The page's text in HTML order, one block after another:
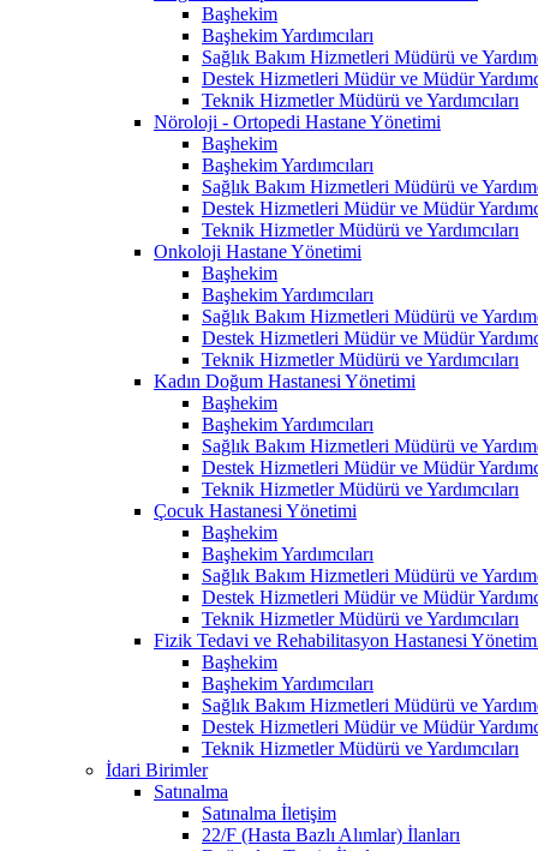
Başhekim
Başhekim Yardımcıları
Sağlık Bakım Hizmetleri Müdürü ve
Destek Hizmetleri Müdür ve Müdür
Teknik Hizmetler Müdürü ve Yardımcıları
Nöroloji - Ortopedi Hastane Yönetimi
Başhekim
Başhekim Yardımcıları
Sağlık Bakım Hizmetleri Müdürü ve
Destek Hizmetleri Müdür ve Müdür
Teknik Hizmetler Müdürü ve Yardımcıları
Onkoloji Hastane Yönetimi
Başhekim
Başhekim Yardımcıları
Sağlık Bakım Hizmetleri Müdürü ve
Destek Hizmetleri Müdür ve Müdür
Teknik Hizmetler Müdürü ve Yardımcıları
Kadın Doğum Hastanesi Yönetimi
Başhekim
Başhekim Yardımcıları
Sağlık Bakım Hizmetleri Müdürü ve
Destek Hizmetleri Müdür ve Müdür
Teknik Hizmetler Müdürü ve Yardımcıları
Çocuk Hastanesi Yönetimi
Başhekim
Başhekim Yardımcıları
Sağlık Bakım Hizmetleri Müdürü ve
Destek Hizmetleri Müdür ve Müdür
Teknik Hizmetler Müdürü ve Yardımcıları
Fizik Tedavi ve Rehabilitasyon Hastanesi
Başhekim
Başhekim Yardımcıları
Sağlık Bakım Hizmetleri Müdürü ve
Destek Hizmetleri Müdür ve Müdür
Teknik Hizmetler Müdürü ve Yardımcıları
İdari Birimler
Satınalma
Satınalma İletişim
22/F (Hasta Bazlı Alımlar) İlanları